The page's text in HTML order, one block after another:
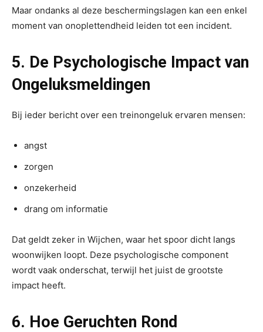
Maar ondanks al deze beschermingslagen kan een enkel
moment van onoplettendheid leiden tot een incident.
5. De Psychologische Impact van
Ongeluksmeldingen
Bij ieder bericht over een treinongeluk ervaren mensen:
angst
zorgen
onzekerheid
drang om informatie
Dat geldt zeker in Wijchen, waar het spoor dicht langs
woonwijken loopt. Deze psychologische component
wordt vaak onderschat, terwijl het juist de grootste
impact heeft.
6. Hoe Geruchten Rond